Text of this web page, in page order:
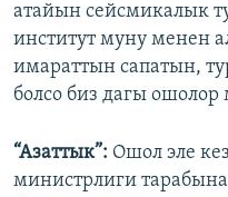
атайын сейсмикалык
институт муну менен
имараттын сапатын,
болсо биз дагы
“Азаттык”: Ошол эле
министрлиги